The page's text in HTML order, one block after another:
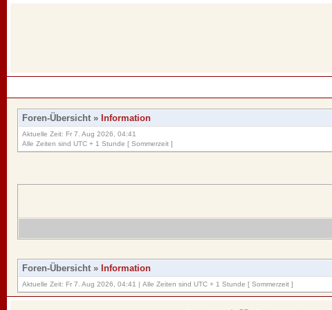
Foren-Übersicht » Information
Aktuelle Zeit: Fr 7. Aug 2026, 04:41
Alle Zeiten sind UTC + 1 Stunde [ Sommerzeit ]
Foren-Übersicht » Information
Aktuelle Zeit: Fr 7. Aug 2026, 04:41 | Alle Zeiten sind UTC + 1 Stunde [ Sommerzeit ]